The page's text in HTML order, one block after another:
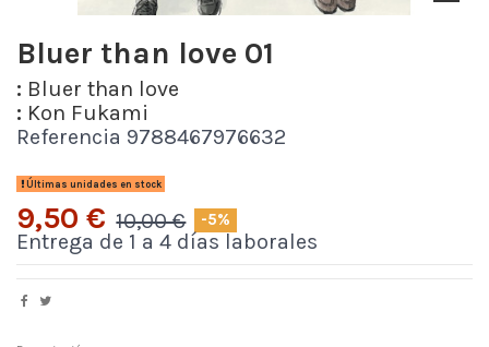
Bluer than love 01
: Bluer than love
: Kon Fukami
Referencia 9788467976632
Últimas unidades en stock
9,50 € 10,00 € -5%
Entrega de 1 a 4 días laborales